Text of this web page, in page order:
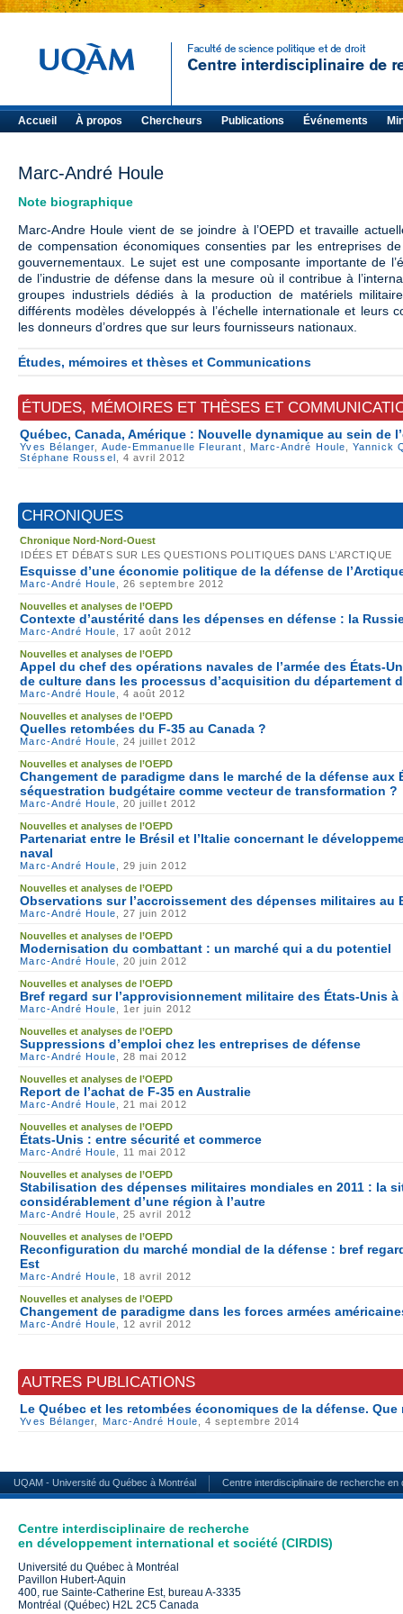
>
Accueil À propos Chercheurs Publications Événements
Marc-André Houle
Note biographique
Marc-Andre Houle vient de se joindre à l’OEPD et travaille
de compensation économiques consenties par les entreprises
gouvernementaux. Le sujet est une composante importante de
de l’industrie de défense dans la mesure où il contribue à
groupes industriels dédiés à la production de matériels
différents modèles développés à l’échelle internationale et leurs
les donneurs d’ordres que sur leurs fournisseurs nationaux.
Études, mémoires et thèses et Communications
ÉTUDES, MÉMOIRES ET THÈSES ET
Québec, Canada, Amérique : Nouvelle dynamique au sein de
Yves Bélanger Aude-Emmanuelle Fleurant Marc-André Houle ,Yannick
Stéphane Roussel , 4 avril 2012
CHRONIQUES
Chronique Nord-Nord-Ouest
IDÉES ET DÉBATS SUR LES QUESTIONS POLITIQUES DANS L’ARCTIQUE
Esquisse d’une économie politique de la défense de
Marc-André Houle , 26 septembre 2012
Nouvelles et analyses de l’OEPD
Contexte d’austérité dans les dépenses en défense : la
Marc-André Houle , 17 août 2012
Nouvelles et analyses de l’OEPD
Appel du chef des opérations navales de l’armée des États-
de culture dans les processus d’acquisition du département
Marc-André Houle , 4 août 2012
Nouvelles et analyses de l’OEPD
Quelles retombées du F-35 au Canada ?
Marc-André Houle , 24 juillet 2012
Nouvelles et analyses de l’OEPD
Changement de paradigme dans le marché de la défense aux
séquestration budgétaire comme vecteur de transformation ?
Marc-André Houle , 20 juillet 2012
Nouvelles et analyses de l’OEPD
Partenariat entre le Brésil et l’Italie concernant le
naval
Marc-André Houle , 29 juin 2012
Nouvelles et analyses de l’OEPD
Observations sur l’accroissement des dépenses militaires au
Marc-André Houle , 27 juin 2012
Nouvelles et analyses de l’OEPD
Modernisation du combattant : un marché qui a du potentiel
Marc-André Houle , 20 juin 2012
Nouvelles et analyses de l’OEPD
Bref regard sur l’approvisionnement militaire des États-Unis à
Marc-André Houle , 1er juin 2012
Nouvelles et analyses de l’OEPD
Suppressions d’emploi chez les entreprises de défense
Marc-André Houle , 28 mai 2012
Nouvelles et analyses de l’OEPD
Report de l’achat de F-35 en Australie
Marc-André Houle , 21 mai 2012
Nouvelles et analyses de l’OEPD
États-Unis : entre sécurité et commerce
Marc-André Houle , 11 mai 2012
Nouvelles et analyses de l’OEPD
Stabilisation des dépenses militaires mondiales en 2011 : la
considérablement d’une région à l’autre
Marc-André Houle , 25 avril 2012
Nouvelles et analyses de l’OEPD
Reconfiguration du marché mondial de la défense : bref
Est
Marc-André Houle , 18 avril 2012
Nouvelles et analyses de l’OEPD
Changement de paradigme dans les forces armées
Marc-André Houle , 12 avril 2012
AUTRES PUBLICATIONS
Le Québec et les retombées économiques de la défense.
Yves Bélanger Marc-André Houle , 4 septembre 2014
UQAM - Université du Québec à Montréal Centre interdisciplinaire de recherche
Centre interdisciplinaire de recherche
en développement international et société (CIRDIS)
Université du Québec à Montréal
Pavillon Hubert-Aquin
400, rue Sainte-Catherine Est, bureau A-3335
Montréal (Québec) H2L 2C5 Canada